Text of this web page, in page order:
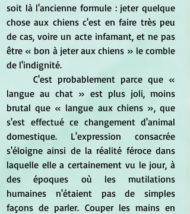
soit là l'ancienne formule : jeter quelque
chose aux chiens c'est en faire très peu
de cas, voire un acte infamant, et ne pas
être « bon à jeter aux chiens » le comble
de l'indignité.
langue au chat » est plus joli, moins
brutal que « langue aux chiens », que
s'est effectué ce changement d'animal
domestique. L'expression consacrée
s'éloigne ainsi de la réalité féroce dans
laquelle elle a certainement vu le jour, à
des époques où les mutilations
humaines n'étaient pas de simples
façons de parler. Couper les mains en